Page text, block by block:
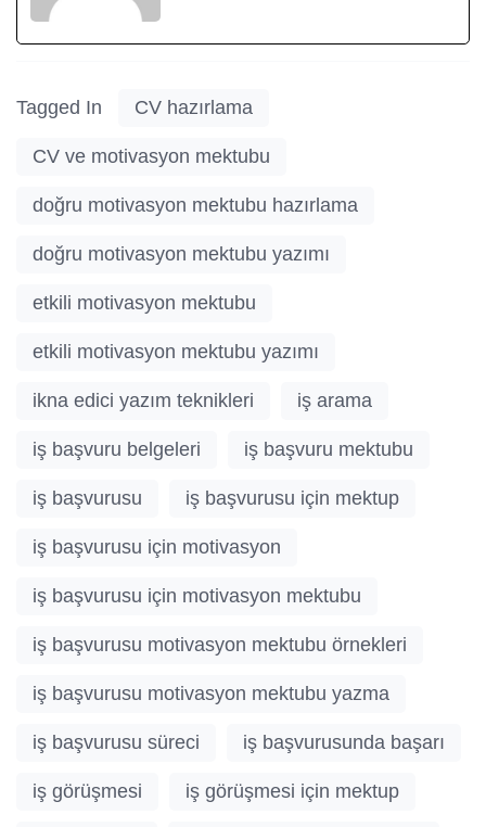
Tagged In CV hazırlama
CV ve motivasyon mektubu
doğru motivasyon mektubu hazırlama
doğru motivasyon mektubu yazımı
etkili motivasyon mektubu
etkili motivasyon mektubu yazımı
ikna edici yazım teknikleri iş arama
iş başvuru belgeleri iş başvuru mektubu
iş başvurusu iş başvurusu için mektup
iş başvurusu için motivasyon
iş başvurusu için motivasyon mektubu
iş başvurusu motivasyon mektubu örnekleri
iş başvurusu motivasyon mektubu yazma
iş başvurusu süreci iş başvurusunda başarı
iş görüşmesi iş görüşmesi için mektup